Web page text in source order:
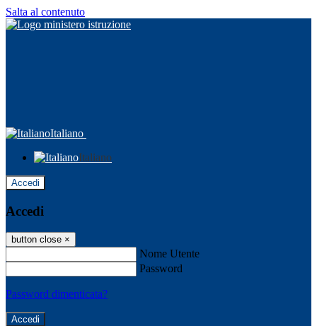
Salta al contenuto
Italiano
Italiano
Accedi
Accedi
button close ×
Nome Utente
Password
Password dimenticata?